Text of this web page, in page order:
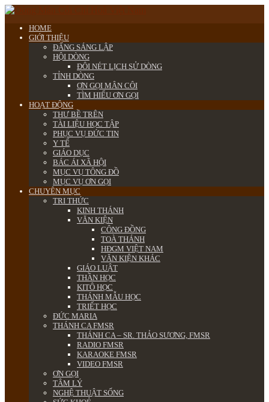
HOME
GIỚI THIỆU
ĐẤNG SÁNG LẬP
HỘI DÒNG
ĐÔI NÉT LỊCH SỬ DÒNG
TỈNH DÒNG
ƠN GỌI MÂN CÔI
TÌM HIỂU ƠN GỌI
HOẠT ĐỘNG
THƯ BỀ TRÊN
TÀI LIỆU HỌC TẬP
PHỤC VỤ ĐỨC TIN
Y TẾ
GIÁO DỤC
BÁC ÁI XÃ HỘI
MỤC VỤ TÔNG ĐỒ
MỤC VỤ ƠN GỌI
CHUYÊN MỤC
TRI THỨC
KINH THÁNH
VĂN KIỆN
CÔNG ĐỒNG
TOÀ THÁNH
HĐGM VIỆT NAM
VĂN KIỆN KHÁC
GIÁO LUẬT
THẦN HỌC
KITÔ HỌC
THÁNH MẪU HỌC
TRIẾT HỌC
ĐỨC MARIA
THÁNH CA FMSR
THÁNH CA – SR. THẢO SƯƠNG, FMSR
RADIO FMSR
KARAOKE FMSR
VIDEO FMSR
ƠN GỌI
TÂM LÝ
NGHỆ THUẬT SỐNG